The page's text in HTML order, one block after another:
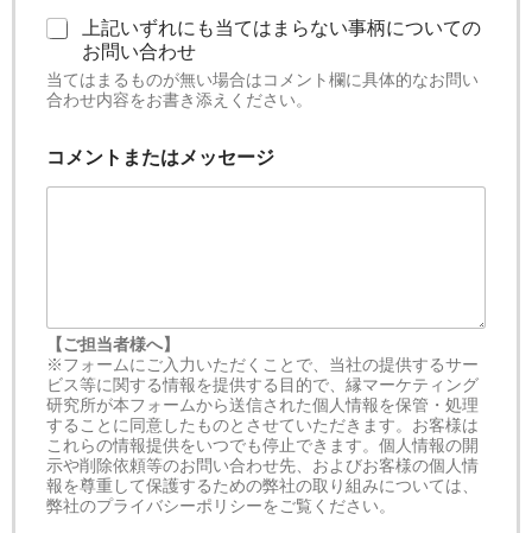
上記いずれにも当てはまらない事柄についての
お問い合わせ
当てはまるものが無い場合はコメント欄に具体的なお問い
合わせ内容をお書き添えください。
連
絡
レ
ス
御
社
名
お
問
い
コメントまたはメッセージ
【ご担当者様へ】
※フォームにご入力いただくことで、当社の提供するサー
ビス等に関する情報を提供する目的で、縁マーケティング
研究所が本フォームから送信された個人情報を保管・処理
することに同意したものとさせていただきます。お客様は
これらの情報提供をいつでも停止できます。個人情報の開
示や削除依頼等のお問い合わせ先、およびお客様の個人情
報を尊重して保護するための弊社の取り組みについては、
弊社のプライバシーポリシーをご覧ください。